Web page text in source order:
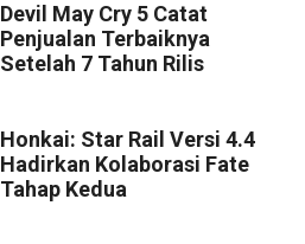
Devil May Cry 5 Catat
Penjualan Terbaiknya
Setelah 7 Tahun Rilis
Honkai: Star Rail Versi 4.4
Hadirkan Kolaborasi Fate
Tahap Kedua